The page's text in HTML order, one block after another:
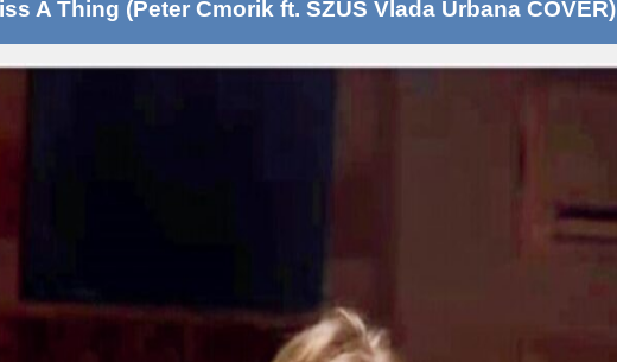
A Thing (Peter Cmorik ft. SZUŠ Vlada Urbana COVER)